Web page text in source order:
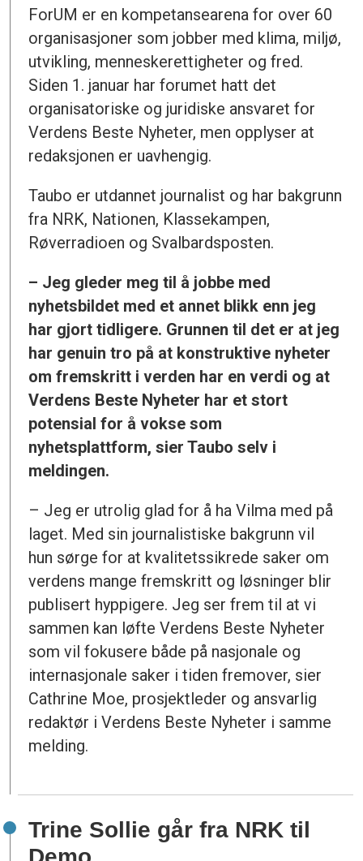
ForUM er en kompetansearena for over 60
organisasjoner som jobber med klima, miljø,
utvikling, menneskerettigheter og fred.
Siden 1. januar har forumet hatt det
organisatoriske og juridiske ansvaret for
Verdens Beste Nyheter, men opplyser at
redaksjonen er uavhengig.
Taubo er utdannet journalist og har bakgrunn
fra NRK, Nationen, Klassekampen,
Røverradioen og Svalbardsposten.
– Jeg gleder meg til å jobbe med
nyhetsbildet med et annet blikk enn jeg
har gjort tidligere. Grunnen til det er at jeg
har genuin tro på at konstruktive nyheter
om fremskritt i verden har en verdi og at
Verdens Beste Nyheter har et stort
potensial for å vokse som
nyhetsplattform, sier Taubo selv i
meldingen.
– Jeg er utrolig glad for å ha Vilma med på
laget. Med sin journalistiske bakgrunn vil
hun sørge for at kvalitetssikrede saker om
verdens mange fremskritt og løsninger blir
publisert hyppigere. Jeg ser frem til at vi
sammen kan løfte Verdens Beste Nyheter
som vil fokusere både på nasjonale og
internasjonale saker i tiden fremover, sier
Cathrine Moe, prosjektleder og ansvarlig
redaktør i Verdens Beste Nyheter i samme
melding.
Trine Sollie går fra NRK til